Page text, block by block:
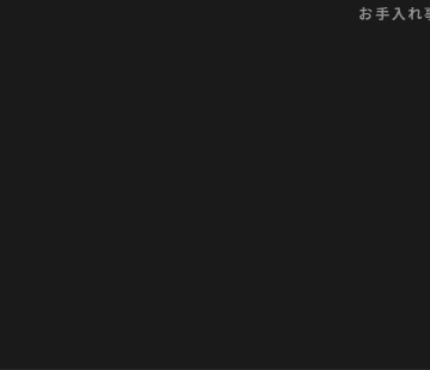
お手入れ